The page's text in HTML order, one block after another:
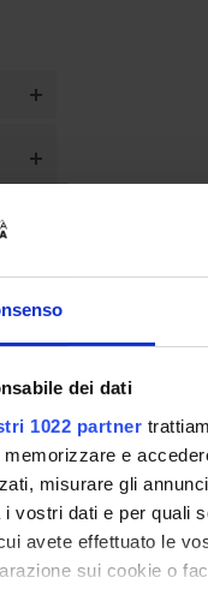
dei dati
1022 partner
e
misurare gli
i vostri dati e per quali
avete effettuato le
sui cookie o